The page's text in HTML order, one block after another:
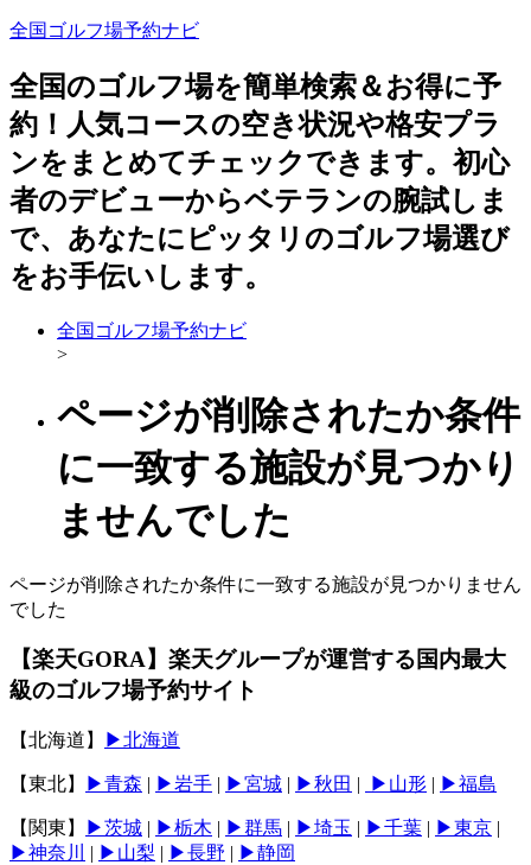
全国ゴルフ場予約ナビ
全国のゴルフ場を簡単検索＆お得に予
約！人気コースの空き状況や格安プラ
ンをまとめてチェックできます。初心
者のデビューからベテランの腕試しま
で、あなたにピッタリのゴルフ場選び
をお手伝いします。
全国ゴルフ場予約ナビ
>
ページが削除されたか条件
に一致する施設が見つかり
ませんでした
ページが削除されたか条件に一致する施設が見つかりません
でした
【楽天GORA】楽天グループが運営する国内最大
級のゴルフ場予約サイト
【北海道】 ▶北海道
【東北】 ▶青森 | ▶岩手 | ▶宮城 | ▶秋田 | ▶山形 | ▶福島
【関東】 ▶︎茨城 | ▶︎栃木 | ▶︎群馬 | ▶︎埼玉 | ▶︎千葉 | ▶︎東京 |
▶︎神奈川
| ▶︎山梨 | ▶︎長野 | ▶︎静岡